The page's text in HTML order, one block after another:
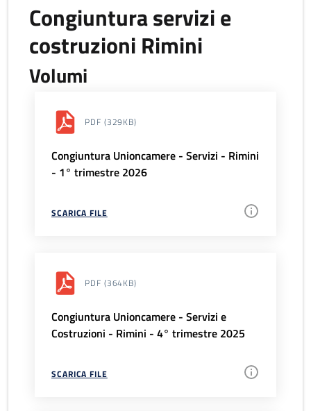
Congiuntura servizi e
costruzioni Rimini
Volumi
PDF (329KB)
Congiuntura Unioncamere - Servizi - Rimini
- 1° trimestre 2026
SCARICA FILE
PDF (364KB)
Congiuntura Unioncamere - Servizi e
Costruzioni - Rimini - 4° trimestre 2025
SCARICA FILE